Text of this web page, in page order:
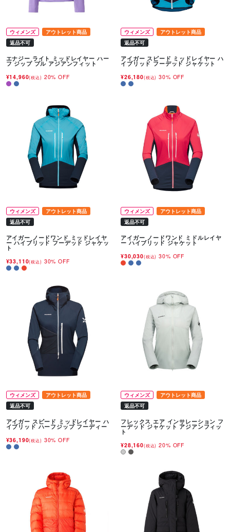
ウィメンズ
アウトレット商品
返品不可
エナジー ライト ミッドレイヤー ハー
フ ジップ プル アジアンフィット
¥14,960(税込) 20% OFF
ウィメンズ
アウトレット商品
返品不可
アイガー スピード ミッドレイヤー ハ
イブリッド フーデッド ジャケット
¥26,180(税込) 30% OFF
ウィメンズ
アウトレット商品
返品不可
アイガー ノードワンド ミッドレイヤ
ー ハイブリッド フーデッド ジャケッ
ト
¥33,110(税込) 30% OFF
ウィメンズ
アウトレット商品
返品不可
アイガー ノードワンド ミドルレイヤ
ー ハイブリッド ジャケット
¥30,030(税込) 30% OFF
ウィメンズ
アウトレット商品
返品不可
アイガー スピード ミッドレイヤー ハ
イブリッド ハーフジップ フーディー
¥36,190(税込) 30% OFF
ウィメンズ
アウトレット商品
返品不可
フレックス エア インサレーション フ
ーデッド ジャケット アジアンフィッ
ト
¥28,160(税込) 20% OFF